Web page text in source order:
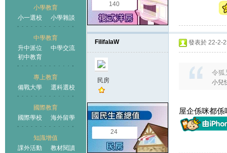
小學教育
小一選校
小學雜談
中學教育
升中派位
中學交流
初中教育
專上教育
備戰大學
選科選校
國際教育
國際學校
海外留學
知識增值
課外活動
教材閱讀
140
FilifalaW
民房
24
發表於 22-2-
令狐
小兒
屋企係咪都係